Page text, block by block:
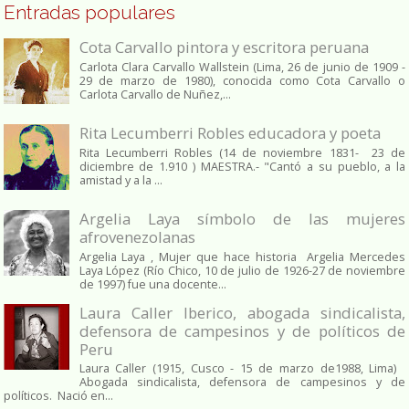
Entradas populares
Cota Carvallo pintora y escritora peruana
Carlota Clara Carvallo Wallstein (Lima, 26 de junio de 1909 -
29 de marzo de 1980), conocida como Cota Carvallo o
Carlota Carvallo de Nuñez,...
Rita Lecumberri Robles educadora y poeta
Rita Lecumberri Robles (14 de noviembre 1831- 23 de
diciembre de 1.910 ) MAESTRA.- "Cantó a su pueblo, a la
amistad y a la ...
Argelia Laya símbolo de las mujeres
afrovenezolanas
Argelia Laya , Mujer que hace historia Argelia Mercedes
Laya López (Río Chico, 10 de julio de 1926-27 de noviembre
de 1997) fue una docente...
Laura Caller Iberico, abogada sindicalista,
defensora de campesinos y de políticos de
Peru
Laura Caller (1915, Cusco - 15 de marzo de1988, Lima)
Abogada sindicalista, defensora de campesinos y de
políticos. Nació en...